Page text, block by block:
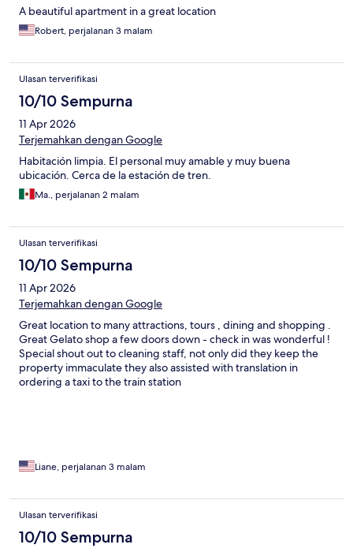
A beautiful apartment in a great location
Robert, perjalanan 3 malam
Ulasan terverifikasi
10/10 Sempurna
11 Apr 2026
Terjemahkan dengan Google
Habitación limpia. El personal muy amable y muy buena
ubicación. Cerca de la estación de tren.
Ma., perjalanan 2 malam
Ulasan terverifikasi
10/10 Sempurna
11 Apr 2026
Terjemahkan dengan Google
Great location to many attractions, tours , dining and shopping .
Great Gelato shop a few doors down - check in was wonderful !
Special shout out to cleaning staff, not only did they keep the
property immaculate they also assisted with translation in
ordering a taxi to the train station
Liane, perjalanan 3 malam
Ulasan terverifikasi
10/10 Sempurna